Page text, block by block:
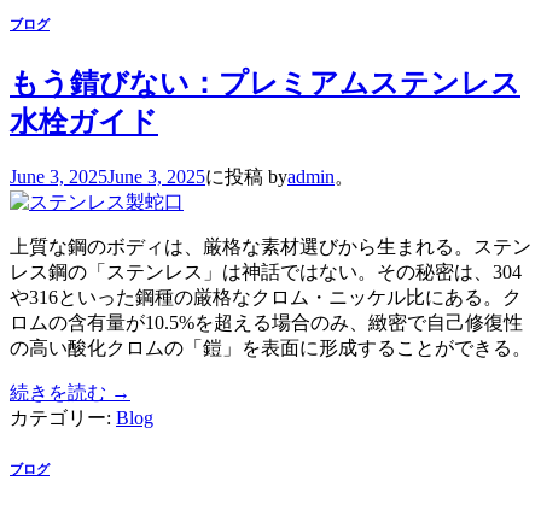
ブログ
もう錆びない：プレミアムステンレス
水栓ガイド
June 3, 2025June 3, 2025に投稿 byadmin。
上質な鋼のボディは、厳格な素材選びから生まれる。ステン
レス鋼の「ステンレス」は神話ではない。その秘密は、304
や316といった鋼種の厳格なクロム・ニッケル比にある。ク
ロムの含有量が10.5%を超える場合のみ、緻密で自己修復性
の高い酸化クロムの「鎧」を表面に形成することができる。
続きを読む →
カテゴリー: Blog
ブログ